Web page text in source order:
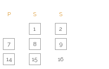
P S S
1 2
7 8 9
14 15 16